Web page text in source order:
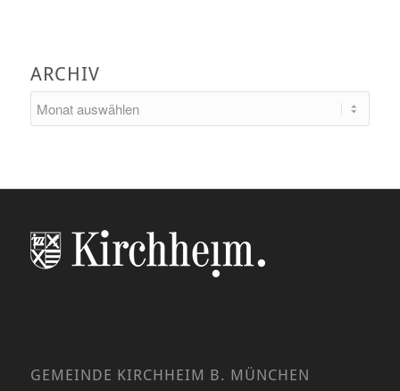
ARCHIV
GEMEINDE KIRCHHEIM B. MÜNCHEN